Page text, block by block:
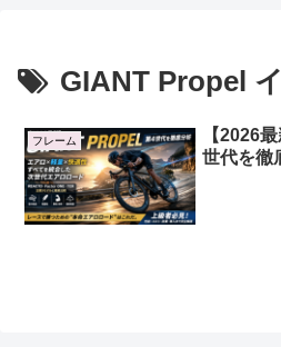
GIANT Propel
フレーム
【2026
世代を徹